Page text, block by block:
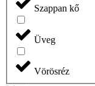
Szappan kő
Üveg
Vörösréz